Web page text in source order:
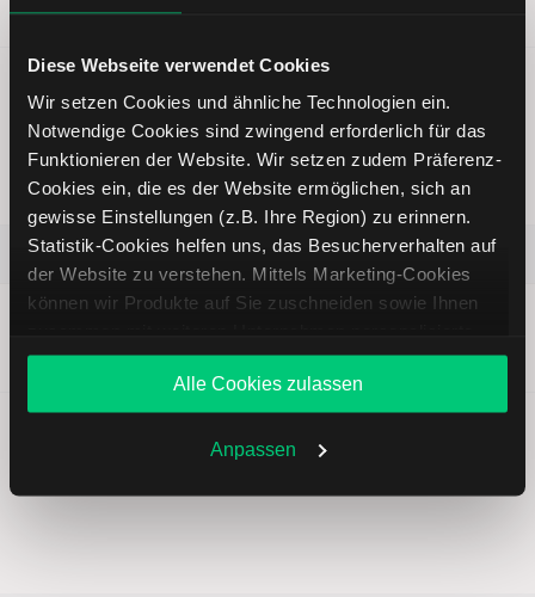
Diese Webseite verwendet Cookies
Wir setzen Cookies und ähnliche Technologien ein.
Notwendige Cookies sind zwingend erforderlich für das
Funktionieren der Website. Wir setzen zudem Präferenz-
Cookies ein, die es der Website ermöglichen, sich an
gewisse Einstellungen (z.B. Ihre Region) zu erinnern.
Statistik-Cookies helfen uns, das Besucherverhalten auf
der Website zu verstehen. Mittels Marketing-Cookies
können wir Produkte auf Sie zuschneiden sowie Ihnen
Angebote unterbreiten. Sie entscheiden, welche Cookies
Sie zulassen oder ablehnen. Ihre Entscheidung können
Sie jederzeit in denCookie-Einstellungenändern.
Weitere Infos auch in unsererDatenschutzerklärung
Alle Cookies zulassen
Anpassen
Meta: Starke Umsätze, schwacher Gewinn – Anleger
zeigen sich verunsichert
|Achim Mautz| 30.10.2025 |Aktienanalysen
Gültigkeit der Analyse:
2 Wochen abgelaufen
Meta Platforms Inc
Kursziel
Erwartung
Kurs (bei